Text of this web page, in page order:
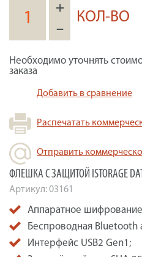
+
–
КОЛ-ВО
Необходимо уточнять
заказа
Добавить в сравнение
Распечатать
Отправить
ФЛЕШКА С ЗАЩИТОЙ ISTORAGE
Артикул:03161
Аппаратное шифрование
Беспроводная Bluetooth
Интерфейс USB2 Gen1;